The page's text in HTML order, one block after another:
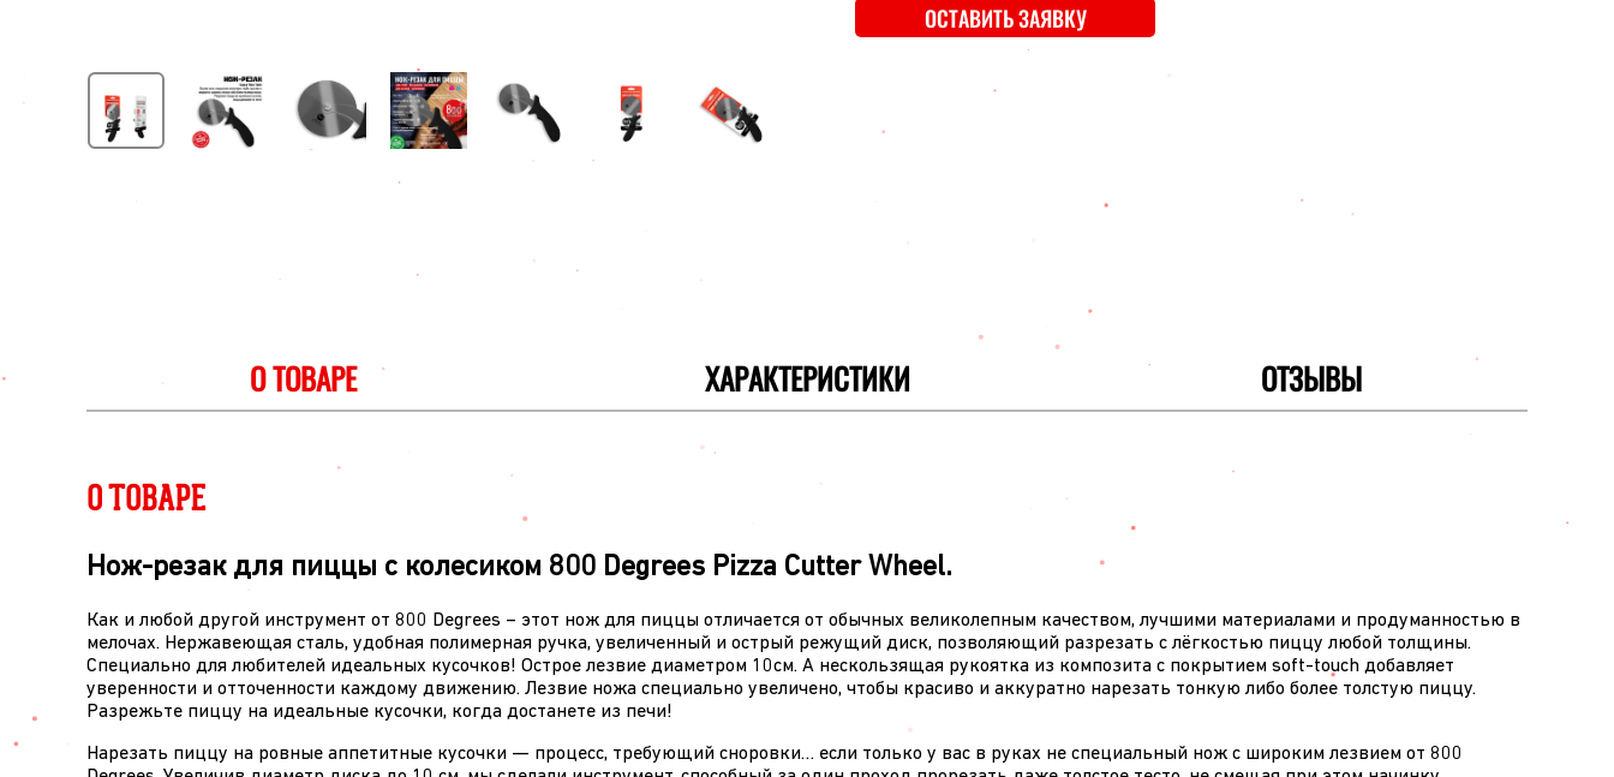
ОСТАВИТЬ ЗАЯВКУ
О ТОВАРЕ ХАРАКТЕРИСТИКИ ОТЗЫВЫ
О ТОВАРЕ
Нож-резак для пиццы с колесиком 800 Degrees Pizza Cutter Wheel.
Как и любой другой инструмент от 800 Degrees – этот нож для пиццы отличается от обычных великолепным качеством, лучшими материалами и продуманностью в
мелочах. Нержавеющая сталь, удобная полимерная ручка, увеличенный и острый режущий диск, позволяющий разрезать с лёгкостью пиццу любой толщины.
Специально для любителей идеальных кусочков! Острое лезвие диаметром 10см. А нескользящая рукоятка из композита с покрытием soft-touch добавляет
уверенности и отточенности каждому движению. Лезвие ножа специально увеличено, чтобы красиво и аккуратно нарезать тонкую либо более толстую пиццу.
Разрежьте пиццу на идеальные кусочки, когда достанете из печи!
Нарезать пиццу на ровные аппетитные кусочки — процесс, требующий сноровки… если только у вас в руках не специальный нож с широким лезвием от 800